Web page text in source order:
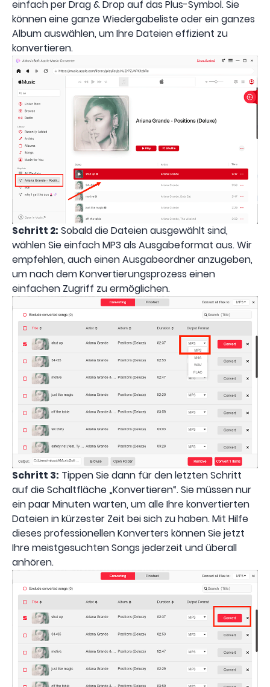
einfach per Drag & Drop auf das Plus-Symbol. Sie
können eine ganze Wiedergabeliste oder ein ganzes
Album auswählen, um Ihre Dateien effizient zu
konvertieren.
Schritt 2: Sobald die Dateien ausgewählt sind,
wählen Sie einfach MP3 als Ausgabeformat aus. Wir
empfehlen, auch einen Ausgabeordner anzugeben,
um nach dem Konvertierungsprozess einen
einfachen Zugriff zu ermöglichen.
Schritt 3: Tippen Sie dann für den letzten Schritt
auf die Schaltfläche „Konvertieren“. Sie müssen nur
ein paar Minuten warten, um alle Ihre konvertierten
Dateien in kürzester Zeit bei sich zu haben. Mit Hilfe
dieses professionellen Konverters können Sie jetzt
Ihre meistgesuchten Songs jederzeit und überall
anhören.